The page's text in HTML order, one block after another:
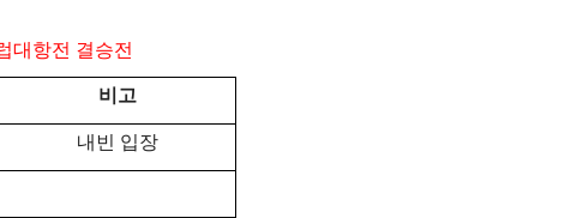
대항전 결승전
비고
내빈 입장